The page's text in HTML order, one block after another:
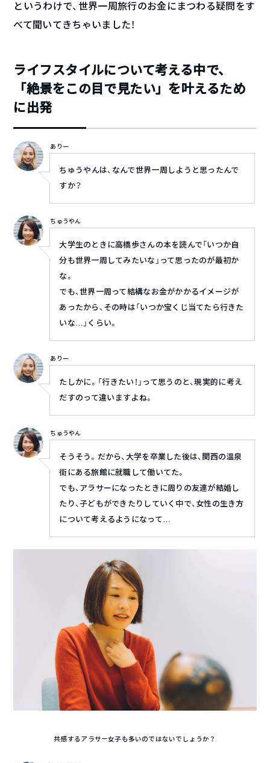
というわけで、世界一周旅行のお金にまつわる疑問をす
べて聞いてきちゃいました！
ライフスタイルについて考える中で、
「絶景をこの目で見たい」を叶えるため
に出発
ありー
ちゅうやんは、なんで世界一周しようと思ったんで
すか？
ちゅうやん
大学生のときに高橋歩さんの本を読んで「いつか自
分も世界一周してみたいな」って思ったのが最初か
な。
でも、世界一周って結構なお金がかかるイメージが
あったから、その時は「いつか宝くじ当てたら行きた
いな…」くらい。
ありー
たしかに。「行きたい！」って思うのと、現実的に考え
だすのって違いますよね。
ちゅうやん
そうそう。だから、大学を卒業した後は、関西の温泉
街にある旅館に就職して働いてた。
でも、アラサーになったときに周りの友達が結婚し
たり、子どもができたりしていく中で、女性の生き方
について考えるようになって…
共感するアラサー女子も多いのではないでしょうか？